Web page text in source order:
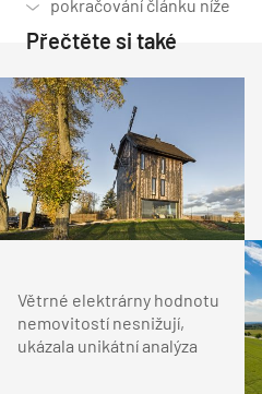
Přečtěte si také
Větrné elektrárny hodnotu
nemovitostí nesnižují,
ukázala unikátní analýza